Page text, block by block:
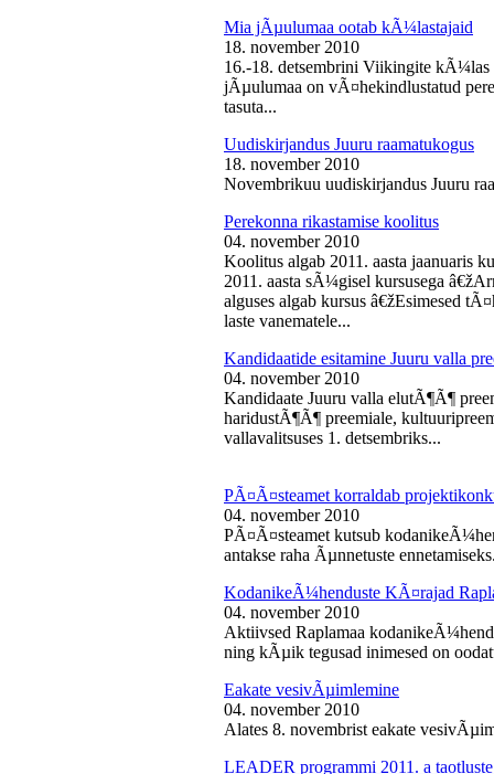
Mia jÃµulumaa ootab kÃ¼lastajaid
18. november 2010
16.-18. detsembrini Viikingite
jÃµulumaa on vÃ¤hekindlustatud
tasuta...
Uudiskirjandus Juuru raamatukogus
18. november 2010
Novembrikuu uudiskirjandus Juuru
Perekonna rikastamise koolitus
04. november 2010
Koolitus algab 2011. aasta jaanuaris
2011. aasta sÃ¼gisel kursusega
alguses algab kursus â€žEsimesed
laste vanematele...
Kandidaatide esitamine Juuru valla
04. november 2010
Kandidaate Juuru valla elutÃ¶Ã¶
haridustÃ¶Ã¶ preemiale,
vallavalitsuses 1. detsembriks...
PÃ¤Ã¤steamet korraldab
04. november 2010
PÃ¤Ã¤steamet kutsub
antakse raha Ãµnnetuste
KodanikeÃ¼henduste KÃ¤rajad
04. november 2010
Aktiivsed Raplamaa
ning kÃµik tegusad inimesed on
Eakate vesivÃµimlemine
04. november 2010
Alates 8. novembrist eakate
LEADER programmi 2011. a